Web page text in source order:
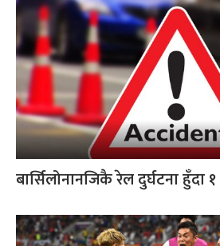
बार्सिलोनानजिकै रेल दुर्घटना